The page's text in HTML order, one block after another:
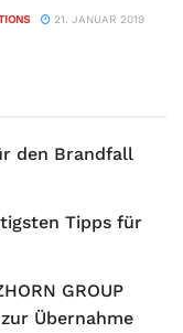
21. JANUAR 2019
den Brandfall
Tipps für
GROUP
Übernahme